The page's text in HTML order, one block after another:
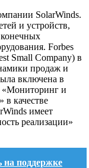
SolarWinds.
и устройств,
Forbes
Small Company) в
продаж и
включена в
«Мониторинг и
в качестве
имеет
реализации»
поддержке